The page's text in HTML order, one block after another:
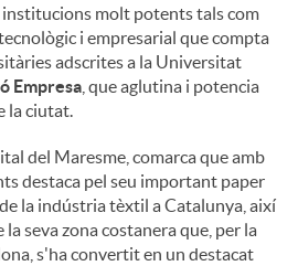
molt potents tals com
i empresarial que compta
adscrites a la Universitat
Empresa , que aglutina i potencia
la ciutat.
del Maresme, comarca que amb
destaca pel seu important paper
la indústria tèxtil a Catalunya, així
seva zona costanera que, per la
s'ha convertit en un destacat